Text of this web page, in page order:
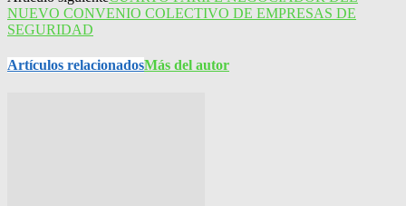
NUEVO CONVENIO COLECTIVO DE EMPRESAS DE
SEGURIDAD
Artículos relacionadosMás del autor